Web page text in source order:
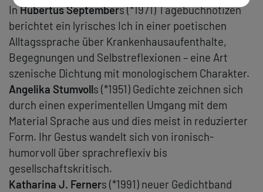
InHubertus Septembers (*1971) Tagebuchnotizen
berichtet ein lyrisches Ich in einer poetischen
Alltagssprache über Krankenhausaufenthalte,
Begegnungen und Selbstreflexionen – eine Art
szenische Dichtung mit monologischem Charakter.
Angelika Stumvolls (*1951) Gedichte zeichnen sich
durch einen experimentellen Umgang mit dem
Material Sprache aus und dies meist in reduzierter
Form. Ihr Gestus wandelt sich von ironisch-
humorvoll über sprachreflexiv bis
gesellschaftskritisch.
Katharina J. Ferners (*1991) neuer Gedichtband